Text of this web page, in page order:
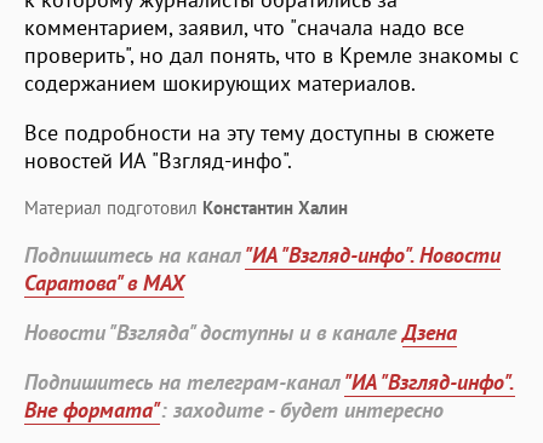
комментарием, заявил, что "сначала надо все
проверить", но дал понять, что в Кремле знакомы с
содержанием шокирующих материалов.
Все подробности на эту тему доступны в сюжете
новостей ИА "Взгляд-инфо".
Материал подготовил Константин Халин
Подпишитесь на канал"ИА "Взгляд-инфо". Новости
Саратова" в MAX
Новости "Взгляда" доступны и в каналеДзена
Подпишитесь на телеграм-канал"ИА "Взгляд-инфо".
Вне формата": заходите - будет интересно